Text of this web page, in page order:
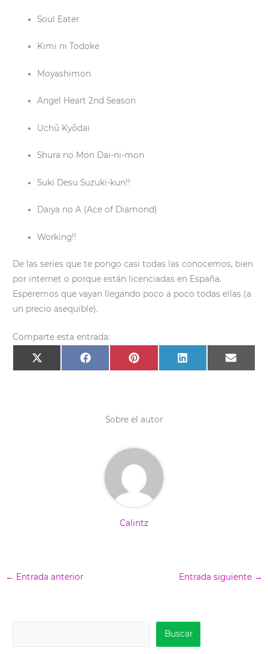
Soul Eater
Kimi ni Todoke
Moyashimon
Angel Heart 2nd Season
Uchū Kyōdai
Shura no Mon Dai-ni-mon
Suki Desu Suzuki-kun!!
Daiya no A (Ace of Diamond)
Working!!
De las series que te pongo casi todas las conocemos, bien
por internet o porque están licenciadas en España.
Esperemos que vayan llegando poco a poco todas ellas (a
un precio asequible).
Comparte esta entrada:
Compartir
en
X
(
Compartir
en
F
a
Compartir
en
P
i
s
t
Compartir
en
L
i
en
E
m
Sobre el autor
Calintz
← Entrada anterior Entrada siguiente →
Buscar